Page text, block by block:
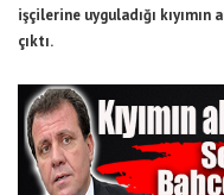
işçilerine uyguladığı
çıktı.